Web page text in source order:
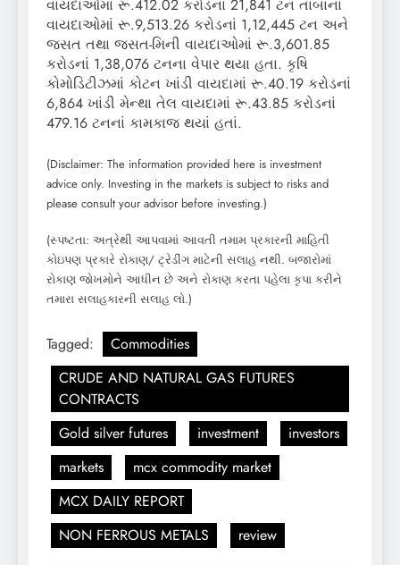
વાયદાઓમાં રૂ.412.02 કરોડનાં 21,841 ટન તાંબાના
વાયદાઓમાં રૂ.9,513.26 કરોડનાં 1,12,445 ટન અને
જસત તથા જસત-મિની વાયદાઓમાં રૂ.3,601.85
કરોડનાં 1,38,076 ટનના વેપાર થયા હતા. કૃષિ
કોમોડિટીઝમાં કોટન ખાંડી વાયદામાં રૂ.40.19 કરોડનાં
6,864 ખાંડી મેન્થા તેલ વાયદામાં રૂ.43.85 કરોડનાં
479.16 ટનનાં કામકાજ થયાં હતાં.
(Disclaimer: The information provided here is investment
advice only. Investing in the markets is subject to risks and
please consult your advisor before investing.)
(સ્પષ્ટતા: અત્રેથી આપવામાં આવતી તમામ પ્રકારની માહિતી
કોઇપણ પ્રકારે રોકાણ/ ટ્રેડીંગ માટેની સલાહ નથી. બજારોમાં
રોકાણ જોખમોને આધીન છે અને રોકાણ કરતા પહેલા કૃપા કરીને
તમારા સલાહકારની સલાહ લો.)
Tagged:
Commodities
CRUDE AND NATURAL GAS FUTURES
CONTRACTS
Gold silver futures
investment
investors
markets
mcx commodity market
MCX DAILY REPORT
NON FERROUS METALS
review